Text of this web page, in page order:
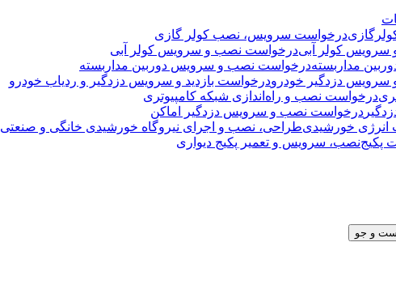
درخواست سرویس، نصب کولر گازی
درخواست نصب و سرویس کولر آبی
درخواست نصب و سرویس دوربین مداربسته
درخواست بازدید و سرویس دزدگیر و ردیاب خودرو
درخواست نصب و راه‌اندازی شبکه کامپیوتری
درخواست نصب و سرویس دزدگیر اماکن
طراحی، نصب و اجرای نیروگاه خورشیدی خانگی و صنعتی
نصب، سرویس و تعمیر پکیج دیواری
و جو